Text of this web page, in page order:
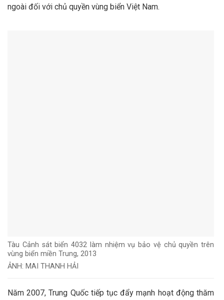
ngoài đối với chủ quyền vùng biển Việt Nam.
Tàu Cảnh sát biển 4032 làm nhiệm vụ bảo vệ chủ quyền trên
vùng biển miền Trung, 2013
ẢNH: MAI THANH HẢI
Năm 2007, Trung Quốc tiếp tục đẩy mạnh hoạt động thăm